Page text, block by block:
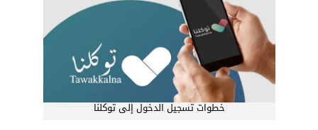
خطوات تسجيل الدخول إلى توكلنا